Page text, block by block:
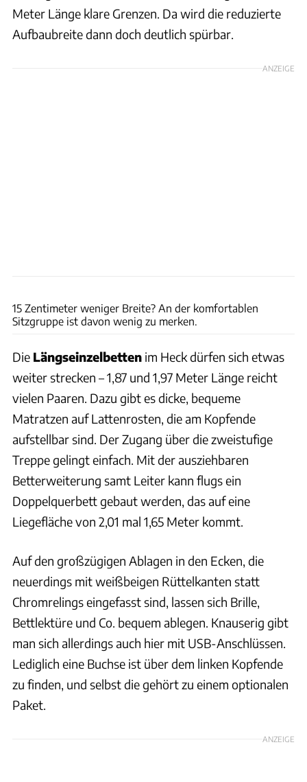
Meter Länge klare Grenzen. Da wird die reduzierte
Aufbaubreite dann doch deutlich spürbar.
ANZEIGE
15 Zentimeter weniger Breite? An der komfortablen
Sitzgruppe ist davon wenig zu merken.
Die Längseinzelbetten im Heck dürfen sich etwas
weiter strecken – 1,87 und 1,97 Meter Länge reicht
vielen Paaren. Dazu gibt es dicke, bequeme
Matratzen auf Lattenrosten, die am Kopfende
aufstellbar sind. Der Zugang über die zweistufige
Treppe gelingt einfach. Mit der ausziehbaren
Betterweiterung samt Leiter kann flugs ein
Doppelquerbett gebaut werden, das auf eine
Liegefläche von 2,01 mal 1,65 Meter kommt.
Auf den großzügigen Ablagen in den Ecken, die
neuerdings mit weißbeigen Rüttelkanten statt
Chromrelings eingefasst sind, lassen sich Brille,
Bettlektüre und Co. bequem ablegen. Knauserig gibt
man sich allerdings auch hier mit USB-Anschlüssen.
Lediglich eine Buchse ist über dem linken Kopfende
zu finden, und selbst die gehört zu einem optionalen
Paket.
ANZEIGE